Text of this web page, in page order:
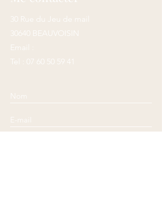
30 Rue du Jeu de mail
30640 BEAUVOISIN
Email :
Tel : 07 60 50 59 41